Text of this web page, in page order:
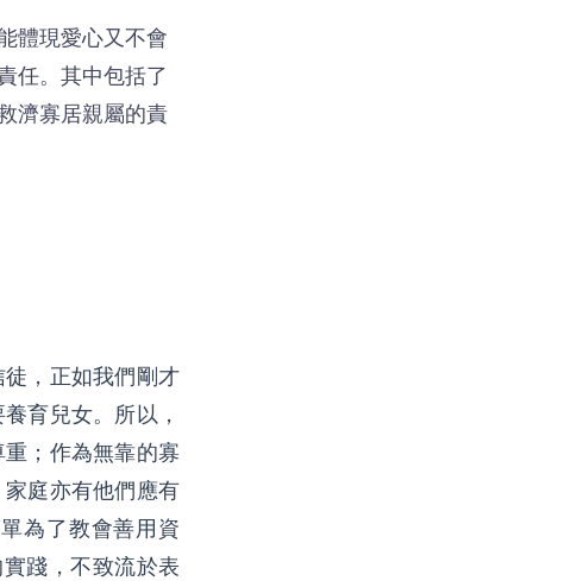
體現愛心又不會
任。其中包括了
濟寡居親屬的責
，正如我們剛才
育兒女。所以，
；作為無靠的寡
庭亦有他們應有
為了教會善用資
踐，不致流於表